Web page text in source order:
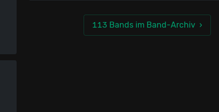
113 Bands im Band-Archiv